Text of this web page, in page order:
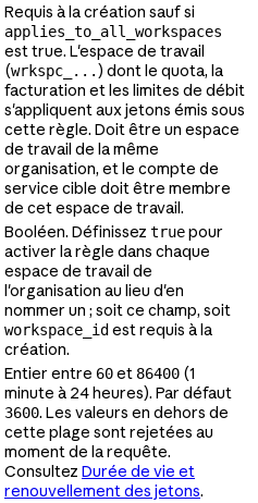
Requis à la création sauf si
applies_to_all_workspaces
est true. L'espace de travail
(wrkspc_...) dont le quota, la
facturation et les limites de débit
s'appliquent aux jetons émis sous
cette règle. Doit être un espace
de travail de la même
organisation, et le compte de
service cible doit être membre
de cet espace de travail.
Booléen. Définissez truepour
activer la règle dans chaque
espace de travail de
l'organisation au lieu d'en
nommer un ; soit ce champ, soit
workspace_id est requis à la
création.
Entier entre 60et 86400 (1
minute à 24 heures). Par défaut
3600. Les valeurs en dehors de
cette plage sont rejetées au
moment de la requête.
Consultez Durée de vie et
renouvellement des jetons.